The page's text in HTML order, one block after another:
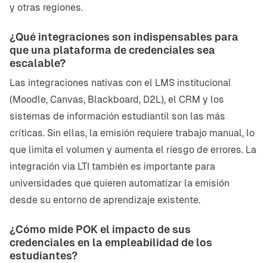
y otras regiones.
¿Qué integraciones son indispensables para
que una plataforma de credenciales sea
escalable?
Las integraciones nativas con el LMS institucional
(Moodle, Canvas, Blackboard, D2L), el CRM y los
sistemas de información estudiantil son las más
críticas. Sin ellas, la emisión requiere trabajo manual, lo
que limita el volumen y aumenta el riesgo de errores. La
integración via LTI también es importante para
universidades que quieren automatizar la emisión
desde su entorno de aprendizaje existente.
¿Cómo mide POK el impacto de sus
credenciales en la empleabilidad de los
estudiantes?